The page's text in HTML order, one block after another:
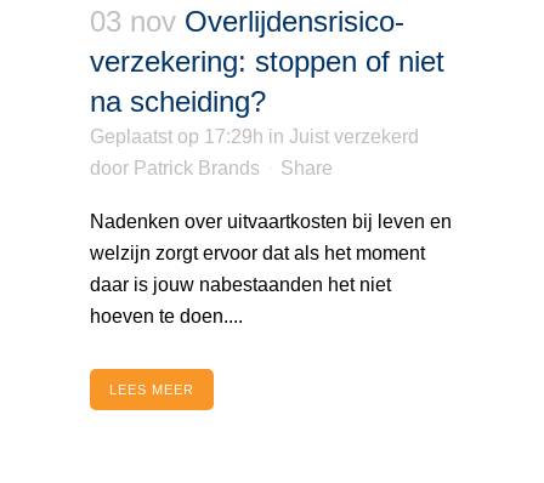
03 nov Overlijdens­risico­
verzekering: stoppen of niet
na scheiding?
Geplaatst op 17:29h in Juist verzekerd
door Patrick Brands Share
Nadenken over uitvaartkosten bij leven en
welzijn zorgt ervoor dat als het moment
daar is jouw nabestaanden het niet
hoeven te doen....
LEES MEER